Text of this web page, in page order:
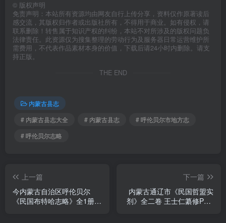
© 版权声明
免责声明：本站所有资源均由网友自行上传分享，资料仅作原著读后
感交流，其版权归作者或出版社所有，不得用于商业。如有侵权，请
联系删除！转售属于知识产权的纠纷，本站不对所涉及的版权问题负
法律责任。此资源仅为搜集整理的劳动行为及服务器日常运营维护所
需费用，不代表作品素材本身的价值，下载后请24小时内删除。请支
持正版。
THE END
内蒙古县志
# 内蒙古县志大全
# 内蒙古县志
# 呼伦贝尔市地方志
# 呼伦贝尔志略
上一篇
今内蒙古自治区呼伦贝尔
《民国布特哈志略》全1册
下一篇
内蒙古通辽市《民国哲盟实
剂》全二卷 王士仁纂修PDF